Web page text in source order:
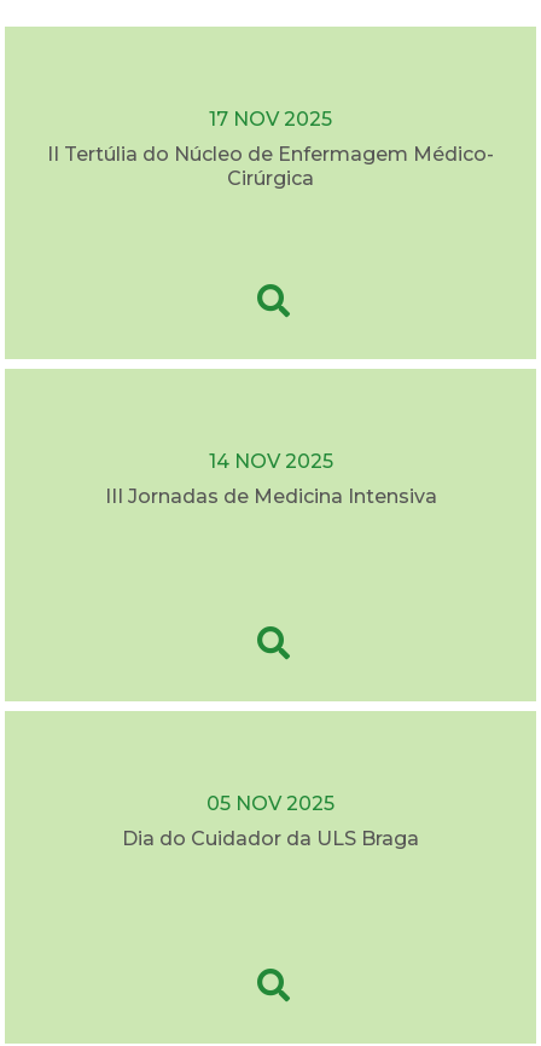
17 NOV 2025
II Tertúlia do Núcleo de Enfermagem Médico-
Cirúrgica
14 NOV 2025
III Jornadas de Medicina Intensiva
05 NOV 2025
Dia do Cuidador da ULS Braga